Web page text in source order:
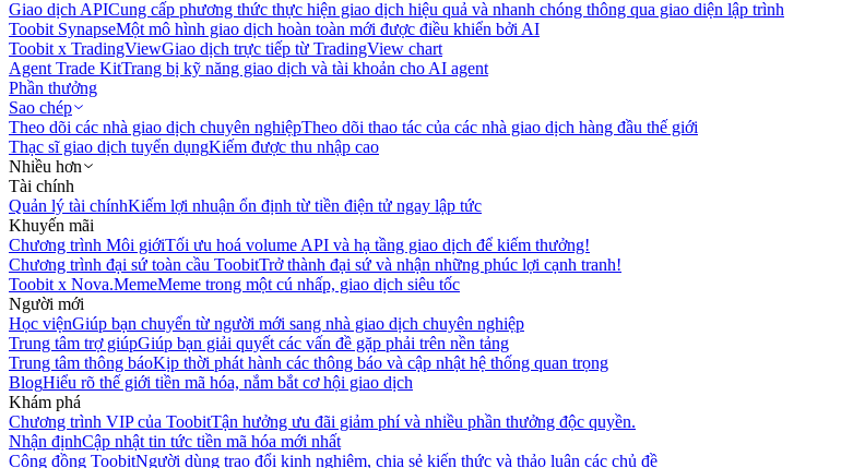
Giao dịch APICung cấp phương thức thực hiện giao dịch hiệu quả và nhanh chóng thông qua giao diện lập trình
Toobit SynapseMột mô hình giao dịch hoàn toàn mới được điều khiển bởi AI
Toobit x TradingViewGiao dịch trực tiếp từ TradingView chart
Agent Trade KitTrang bị kỹ năng giao dịch và tài khoản cho AI agent
Phần thưởng
Sao chép
Theo dõi các nhà giao dịch chuyên nghiệpTheo dõi thao tác của các nhà giao dịch hàng đầu thế giới
Thạc sĩ giao dịch tuyển dụngKiếm được thu nhập cao
Nhiều hơn
Tài chính
Quản lý tài chínhKiếm lợi nhuận ổn định từ tiền điện tử ngay lập tức
Khuyến mãi
Chương trình Môi giớiTối ưu hoá volume API và hạ tầng giao dịch để kiếm thưởng!
Chương trình đại sứ toàn cầu ToobitTrở thành đại sứ và nhận những phúc lợi cạnh tranh!
Toobit x Nova.MemeMeme trong một cú nhấp, giao dịch siêu tốc
Người mới
Học việnGiúp bạn chuyển từ người mới sang nhà giao dịch chuyên nghiệp
Trung tâm trợ giúpGiúp bạn giải quyết các vấn đề gặp phải trên nền tảng
Trung tâm thông báoKịp thời phát hành các thông báo và cập nhật hệ thống quan trọng
BlogHiểu rõ thế giới tiền mã hóa, nắm bắt cơ hội giao dịch
Khám phá
Chương trình VIP của ToobitTận hưởng ưu đãi giảm phí và nhiều phần thưởng độc quyền.
Nhận địnhCập nhật tin tức tiền mã hóa mới nhất
Cộng đồng ToobitNgười dùng trao đổi kinh nghiệm, chia sẻ kiến thức và thảo luận các chủ đề